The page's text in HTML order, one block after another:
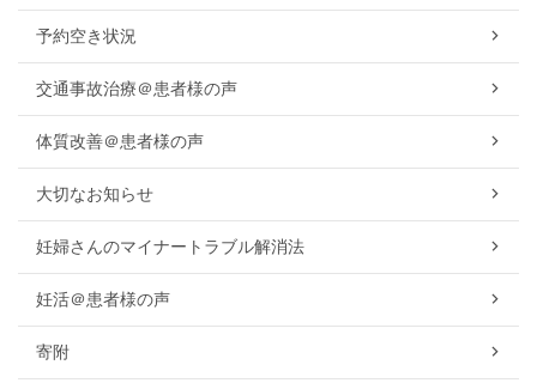
予約空き状況
交通事故治療＠患者様の声
体質改善＠患者様の声
大切なお知らせ
妊婦さんのマイナートラブル解消法
妊活＠患者様の声
寄附